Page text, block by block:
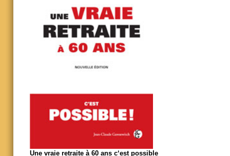
Une vraie retraite à 60 ans c‘est possible